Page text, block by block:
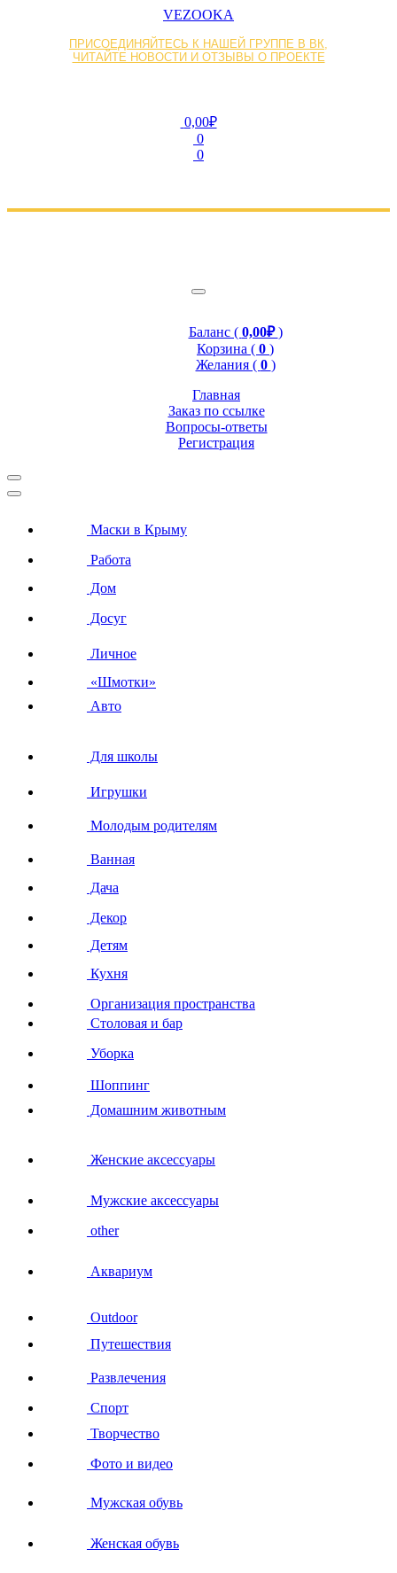
VEZOOKA
ПРИСОЕДИНЯЙТЕСЬ К НАШЕЙ ГРУППЕ В ВК,
ЧИТАЙТЕ НОВОСТИ И ОТЗЫВЫ О ПРОЕКТЕ
0,00₽
0
0
Баланс ( 0,00₽)
Корзина ( 0 )
Желания ( 0 )
Главная
Заказ по ссылке
Вопросы-ответы
Регистрация
Маски в Крыму
Работа
Дом
Досуг
Личное
«Шмотки»
Авто
Для школы
Игрушки
Молодым родителям
Ванная
Дача
Декор
Детям
Кухня
Организация пространства
Столовая и бар
Уборка
Шоппинг
Домашним животным
Женские аксессуары
Мужские аксессуары
other
Аквариум
Outdoor
Путешествия
Развлечения
Спорт
Творчество
Фото и видео
Мужская обувь
Женская обувь